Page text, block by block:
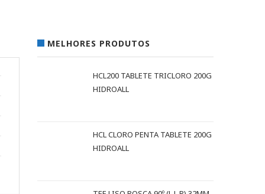
MELHORES PRODUTOS
HCL200 TABLETE TRICLORO 200G
HIDROALL
HCL CLORO PENTA TABLETE 200G
HIDROALL